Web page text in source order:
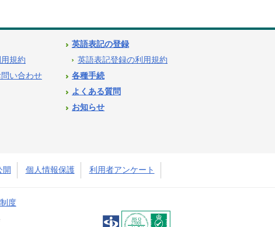
規約
い合わせ
英語表記の登録
英語表記登録の利用規約
各種手続
よくある質問
お知らせ
開 個人情報保護 利用者アンケート
度